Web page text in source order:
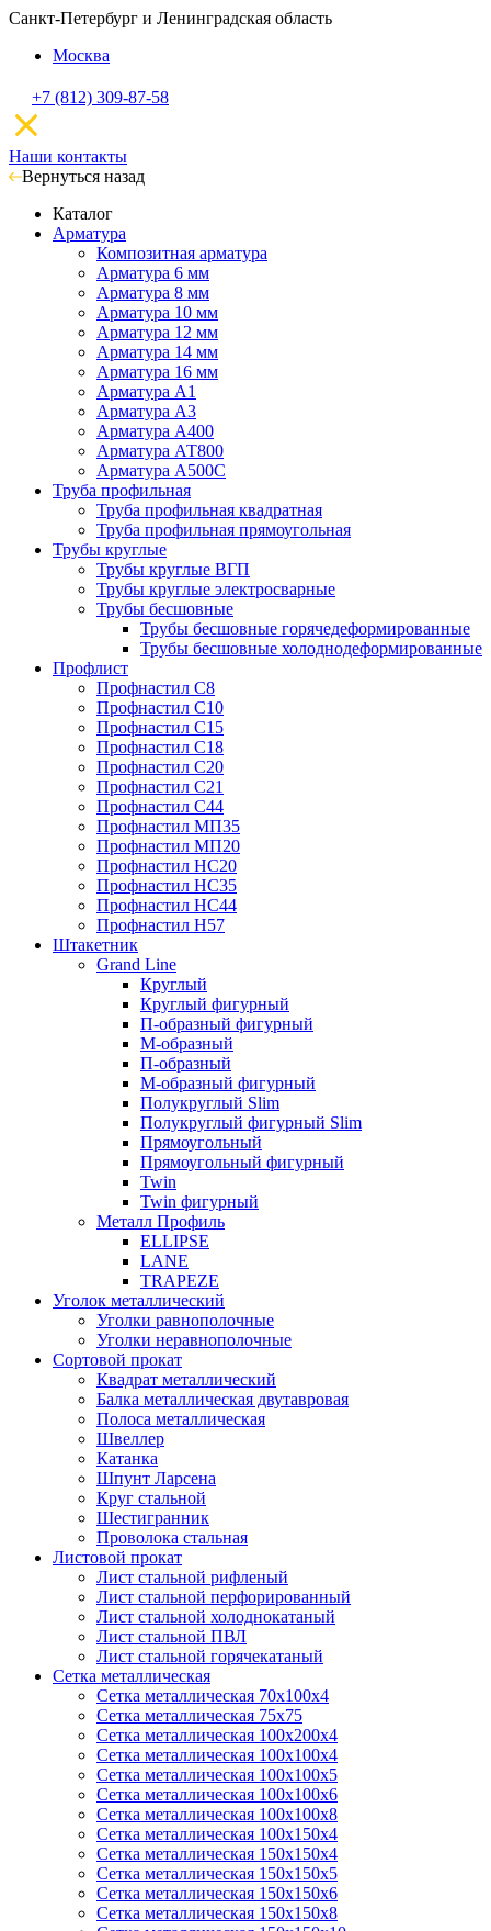
Санкт-Петербург и Ленинградская область
Москва
+7 (812) 309-87-58
Наши контакты
Вернуться назад
Каталог
Арматура
Композитная арматура
Арматура 6 мм
Арматура 8 мм
Арматура 10 мм
Арматура 12 мм
Арматура 14 мм
Арматура 16 мм
Арматура А1
Арматура А3
Арматура А400
Арматура АТ800
Арматура А500С
Труба профильная
Труба профильная квадратная
Труба профильная прямоугольная
Трубы круглые
Трубы круглые ВГП
Трубы круглые электросварные
Трубы бесшовные
Трубы бесшовные горячедеформированные
Трубы бесшовные холоднодеформированные
Профлист
Профнастил С8
Профнастил С10
Профнастил С15
Профнастил С18
Профнастил С20
Профнастил С21
Профнастил С44
Профнастил МП35
Профнастил МП20
Профнастил НС20
Профнастил НС35
Профнастил НС44
Профнастил Н57
Штакетник
Grand Line
Круглый
Круглый фигурный
П-образный фигурный
М-образный
П-образный
М-образный фигурный
Полукруглый Slim
Полукруглый фигурный Slim
Прямоугольный
Прямоугольный фигурный
Twin
Twin фигурный
Металл Профиль
ELLIPSE
LАNE
TRAPEZE
Уголок металлический
Уголки равнополочные
Уголки неравнополочные
Сортовой прокат
Квадрат металлический
Балка металлическая двутавровая
Полоса металлическая
Швеллер
Катанка
Шпунт Ларсена
Круг стальной
Шестигранник
Проволока стальная
Листовой прокат
Лист стальной рифленый
Лист стальной перфорированный
Лист стальной холоднокатаный
Лист стальной ПВЛ
Лист стальной горячекатаный
Сетка металлическая
Сетка металлическая 70х100х4
Сетка металлическая 75х75
Сетка металлическая 100х200х4
Сетка металлическая 100х100х4
Сетка металлическая 100х100х5
Сетка металлическая 100х100х6
Сетка металлическая 100х100х8
Сетка металлическая 100х150х4
Сетка металлическая 150х150х4
Сетка металлическая 150х150х5
Сетка металлическая 150х150х6
Сетка металлическая 150х150х8